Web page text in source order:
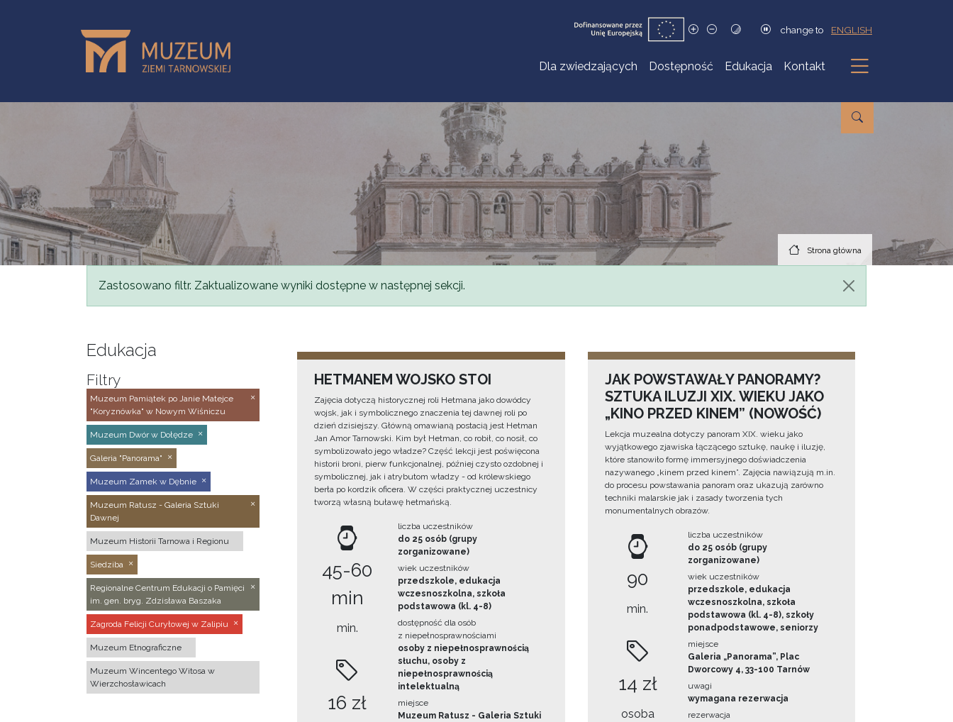
change to ENGLISH
Dla zwiedzających Dostępność Edukacja Kontakt
Podmenu
Strona główna
Komunikat
Zastosowano filtr. Zaktualizowane wyniki dostępne w następnej sekcji.
Edukacja
Filtry
Muzeum Pamiątek po Janie Matejce
"Koryznówka" w Nowym Wiśniczu
Muzeum Dwór w Dołędze
Galeria "Panorama"
Muzeum Zamek w Dębnie
Muzeum Ratusz - Galeria Sztuki
Dawnej
Muzeum Historii Tarnowa i Regionu
Siedziba
Regionalne Centrum Edukacji o Pamięci
im. gen. bryg. Zdzisława Baszaka
Zagroda Felicji Curyłowej w Zalipiu
Muzeum Etnograficzne
Muzeum Wincentego Witosa w
Wierzchosławicach
HETMANEM WOJSKO STOI
Zajęcia dotyczą historycznej roli Hetmana jako dowódcy
wojsk, jak i symbolicznego znaczenia tej dawnej roli po
dzień dzisiejszy. Główną omawianą postacią jest Hetman
Jan Amor Tarnowski. Kim był Hetman, co robił, co nosił, co
symbolizowało jego władze? Część lekcji jest poświęcona
historii broni, pierw funkcjonalnej, później czysto ozdobnej i
symbolicznej, jak i atrybutom władzy - od królewskiego
berła po kordzik oficera. W części praktycznej uczestnicy
tworzą własną buławę hetmańską.
45-60
min
min.
16 zł
liczba uczestników
do 25 osób (grupy
zorganizowane)
wiek uczestników
przedszkole, edukacja
wczesnoszkolna, szkoła
podstawowa (kl. 4-8)
dostępność dla osób
z niepełnosprawnościami
osoby z niepełnosprawnością
słuchu, osoby z
niepełnosprawnością
intelektualną
miejsce
Muzeum Ratusz - Galeria Sztuki
JAK POWSTAWAŁY PANORAMY?
SZTUKA ILUZJI XIX. WIEKU JAKO
„KINO PRZED KINEM” (NOWOŚĆ)
Lekcja muzealna dotyczy panoram XIX. wieku jako
wyjątkowego zjawiska łączącego sztukę, naukę i iluzję,
które stanowiło formę immersyjnego doświadczenia
nazywanego „kinem przed kinem”. Zajęcia nawiązują m.in.
do procesu powstawania panoram oraz ukazują zarówno
techniki malarskie jak i zasady tworzenia tych
monumentalnych obrazów.
90
min.
14 zł
osoba
liczba uczestników
do 25 osób (grupy
zorganizowane)
wiek uczestników
przedszkole, edukacja
wczesnoszkolna, szkoła
podstawowa (kl. 4-8), szkoły
ponadpodstawowe, seniorzy
miejsce
Galeria „Panorama”, Plac
Dworcowy 4, 33-100 Tarnów
uwagi
wymagana rezerwacja
rezerwacja